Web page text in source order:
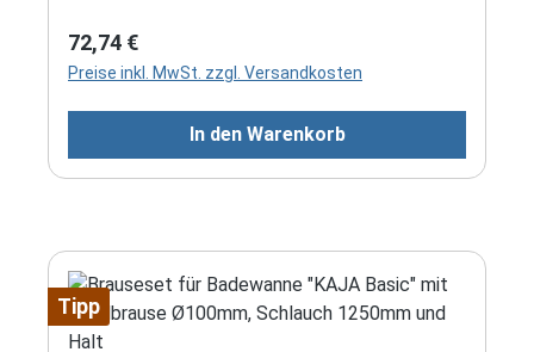
Regulärer Preis:
72,74 €
Preise inkl. MwSt. zzgl. Versandkosten
In den Warenkorb
Tipp